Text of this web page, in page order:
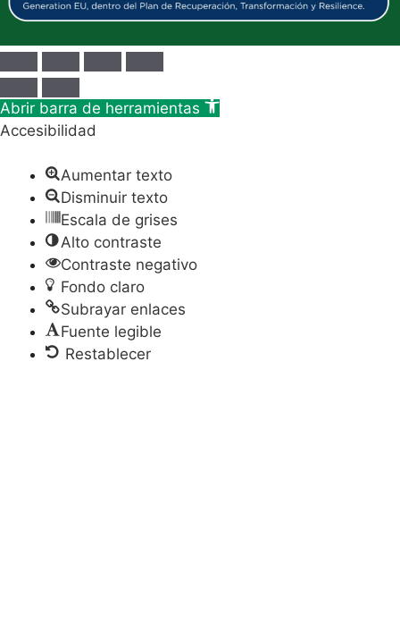
Abrir barra de herramientas
Accesibilidad
Aumentar texto
Disminuir texto
Escala de grises
Alto contraste
Contraste negativo
Fondo claro
Subrayar enlaces
Fuente legible
Restablecer